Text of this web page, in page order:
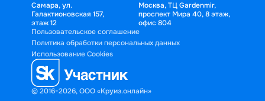
Самара, ул.
Галактионовская 157,
этаж 12
Москва, ТЦ Gardenmir,
проспект Мира 40, 8 этаж,
офис 804
© 2016-2026, ООО «Круиз.онлайн»
Пользовательское соглашение
Политика обработки персональных данных
Использование Cookies